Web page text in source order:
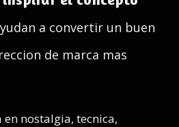
a convertir un buen
de marca mas
nostalgia, tecnica,